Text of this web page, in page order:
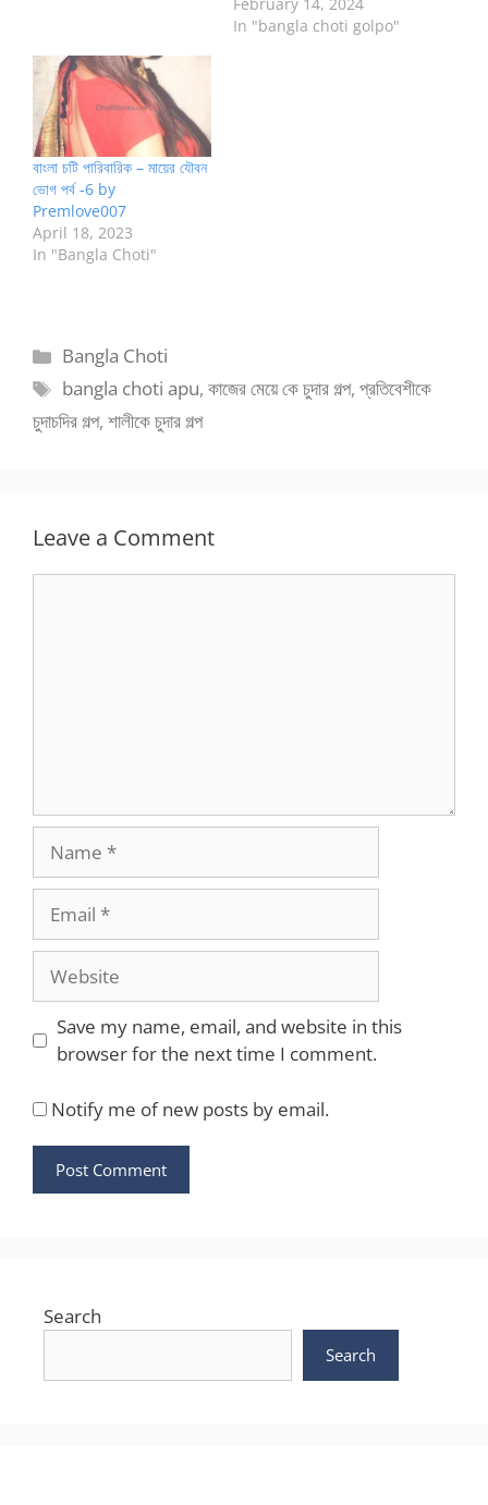
In "bangla choti golpo"
বাংলা চটি পারিবারিক – মায়ের যৌবন
ভোগ পর্ব -6 by
Premlove007
April 18, 2023
In "Bangla Choti"
Categories
Bangla Choti
Tags
bangla choti apu,কাজের মেয়ে কে চুদার গল্প,প্রতিবেশীকে
চুদাচদির গল্প, শালীকে চুদার গল্প
Leave a Comment
Website
Save my name, email, and website in this
browser for the next time I comment.
Notify me of new posts by email.
Search
Search